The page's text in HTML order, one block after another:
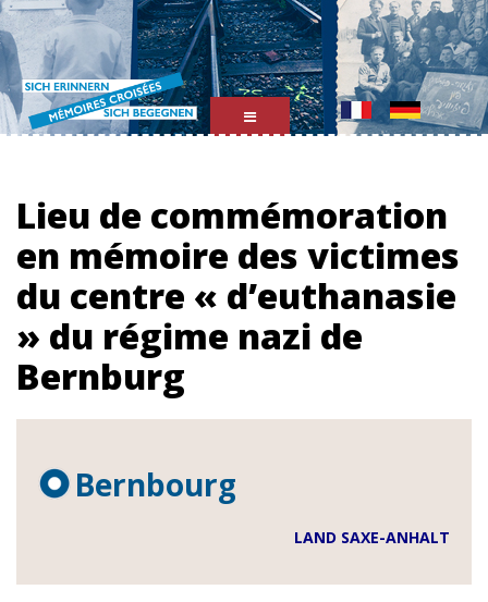
Mémoires
Croisées
Lieu de commémoration
en mémoire des victimes
du centre « d’euthanasie
» du régime nazi de
Bernburg
Bernbourg
LAND SAXE-ANHALT